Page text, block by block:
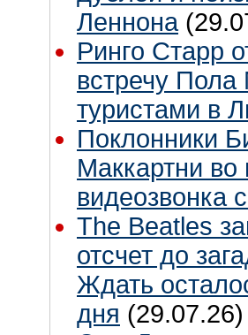
Леннона
Ринго Старр
встречу Пола
туристами в
Поклонники
Маккартни во
видеозвонка
The Beatles
отсчет до
Ждать
дня (29.07.26)